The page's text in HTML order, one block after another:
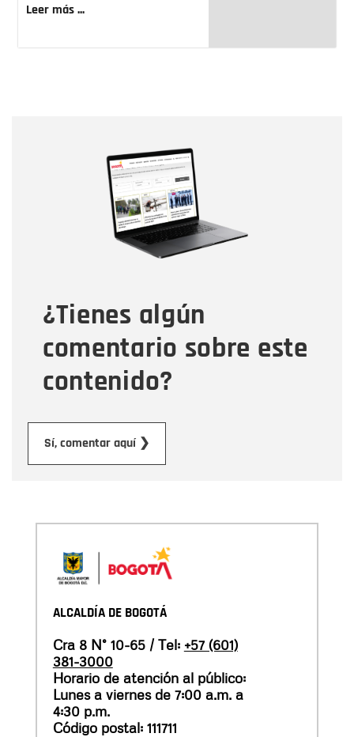
Leer más ...
¿Tienes algún
comentario sobre este
contenido?
Sí, comentar aquí ❯
Correo electrónico
Tipo de comentario
Mensaje
ALCALDÍA DE BOGOTÁ
Cra 8 N° 10-65 / Tel: +57 (601)
381-3000
Horario de atención al público:
Lunes a viernes de 7:00 a.m. a
4:30 p.m.
Código postal: 111711